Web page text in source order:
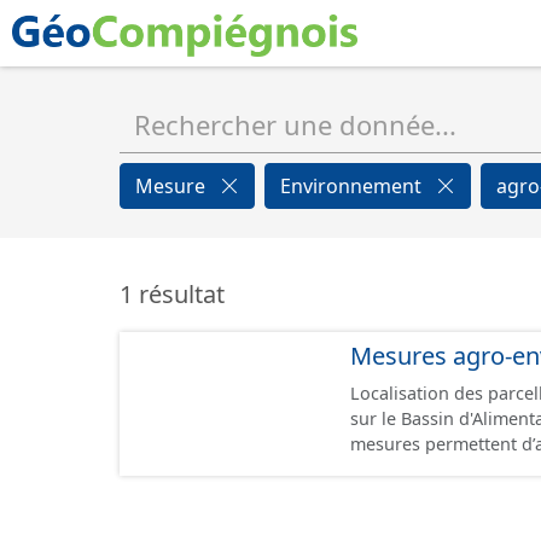
Mesure Environnement
1 résultat
Mesures agro-
Localisation des
sur le Bassin
mesures permettent